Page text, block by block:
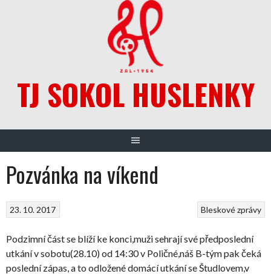
TJ SOKOL HUSLENKY
Pozvánka na víkend
Bleskové zprávy
23. 10. 2017
Podzimní část se blíží ke konci,muži sehrají své předposlední
utkání v sobotu(28.10) od 14:30 v Poličné,náš B-tým pak čeká
poslední zápas, a to odložené domácí utkání se Študlovem,v